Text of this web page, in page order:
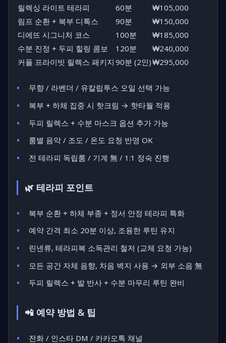
릴렉싱 라이트 테라피
60분
₩105,000
림프 순환 + 복부 디톡스
90분
₩150,000
디에뜨 시그니처 코스
100분
₩185,000
수분 진정 + 두피 힐링 콤보
120분
₩240,000
커플 프라이빗 릴렉스 패키지 90분 (2인)₩295,000
무향 / 라벤더 / 유칼립투스 오일 선택 가능
복부 + 하체 집중 시 핫크림 → 핫타월 적용
두피 릴렉스 + 수분 마스크 옵션 추가 가능
룸별 음악 / 조도 / 온도 요청 반영 OK
전 테라피 독립룸 / 기계 無 / 1:1 정숙 진행
🌿 테라피 포인트
복부 순환 + 하체 부종 + 정서 안정 테라피 특화
예약 간격 최소 20분 이상, 조용한 루틴 유지
린넨류, 테라피복 소독관리 철저 (교체 요청 가능)
모든 공간 자체 음향, 차음 벽지 사용 → 외부 소음 無
두피 릴렉스 + 발 반사 + 수분 마무리 루틴 완비
📲 예약 방법 & 팁
전화 / 인스타 DM / 카카오톡 채널